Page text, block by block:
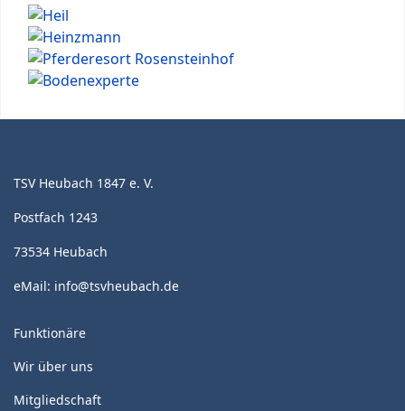
TSV Heubach 1847 e. V.
Postfach 1243
73534 Heubach
eMail: info@tsvheubach.de
Funktionäre
Wir über uns
Mitgliedschaft